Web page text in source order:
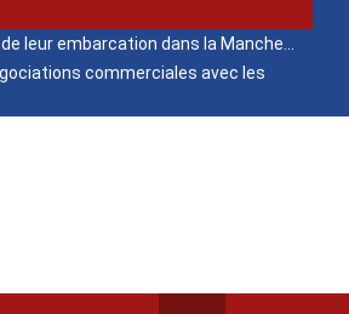
leur embarcation dans la Manche
commerciales avec les